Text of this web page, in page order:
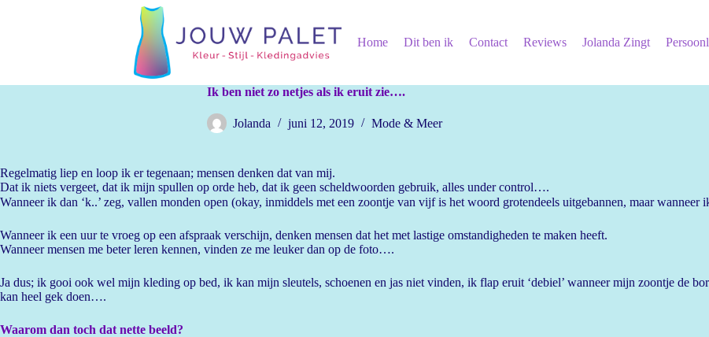
r
o
u
d
Home Dit ben ik Contact Reviews Jolanda Zingt
Ik ben niet zo netjes als ik eruit zie….
Jolanda juni 12, 2019 Mode & Meer
Regelmatig liep en loop ik er tegenaan; mensen denken dat van mij.
Dat ik niets vergeet, dat ik mijn spullen op orde heb, dat ik geen scheldwoorden gebruik, alles under control….
Wanneer ik dan ‘k..’ zeg, vallen monden open (okay, inmiddels met een zoontje van vijf is het woord grotendeels uitgebannen, maar
Wanneer ik een uur te vroeg op een afspraak verschijn, denken mensen dat het met lastige omstandigheden te maken heeft.
Wanneer mensen me beter leren kennen, vinden ze me leuker dan op de foto….
Ja dus; ik gooi ook wel mijn kleding op bed, ik kan mijn sleutels, schoenen en jas niet vinden, ik flap eruit ‘debiel’ wanneer mijn zoontje de
kan heel gek doen….
Waarom dan toch dat nette beeld?